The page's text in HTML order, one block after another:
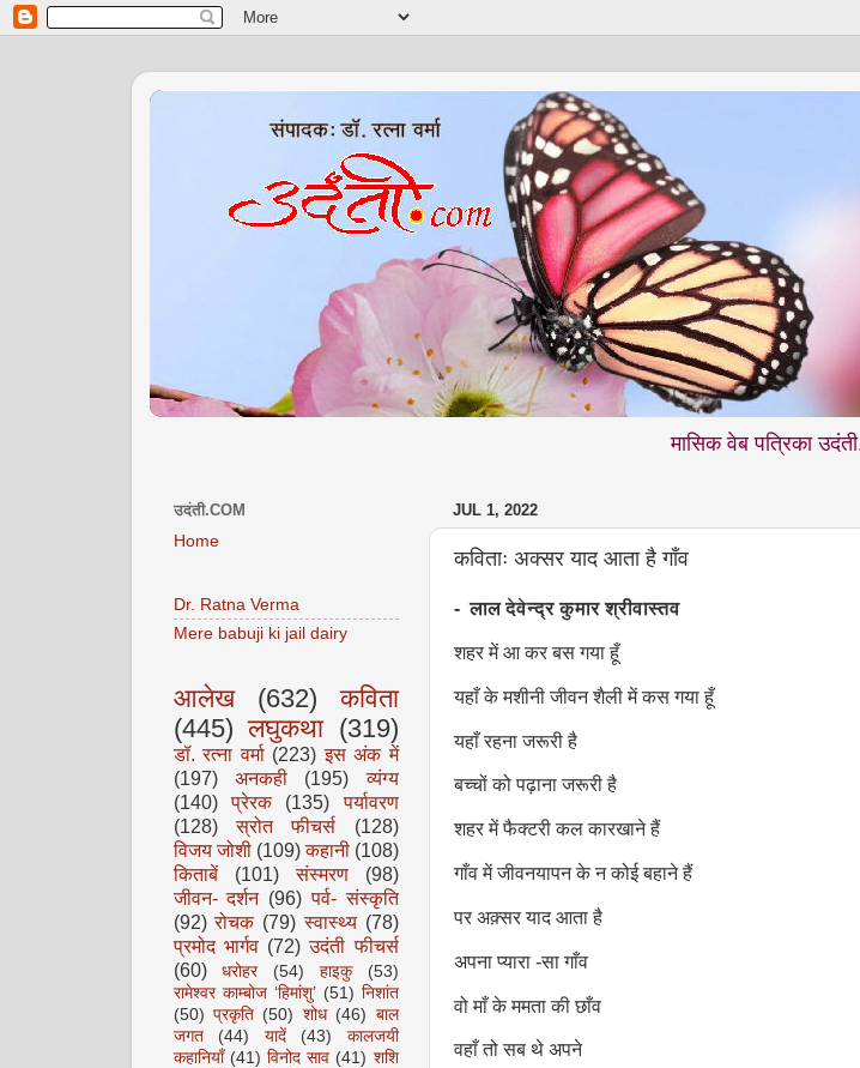
मासिक वेब पत्रिका उदंती.com में
JUL 1, 2022
कविताः अक्सर याद आता है गाँव
- लाल देवेन्द्र कुमार श्रीवास्तव
शहर में आ कर बस गया हूँ
यहाँ के मशीनी जीवन शैली में कस गया हूँ
यहाँ रहना जरूरी है
बच्चों को पढ़ाना जरूरी है
शहर में फैक्टरी कल कारखाने हैं
गाँव में जीवनयापन के न कोई बहाने हैं
पर अक़्सर याद आता है
अपना प्यारा -सा गाँव
वो माँ के ममता की छाँव
वहाँ तो सब थे अपने
उदंती.COM
Home
Dr. Ratna Verma
Mere babuji ki jail dairy
आलेख (632)
कविता
(445) लघुकथा (319)
डॉ. रत्ना वर्मा (223) इस अंक में
(197)
अनकही (195)
व्यंग्य
(140)
प्रेरक (135)
पर्यावरण
(128)
स्रोत फीचर्स
(128)
विजय जोशी (109) कहानी (108)
किताबें
(101) संस्मरण
(98)
जीवन- दर्शन (96) पर्व- संस्कृति
(92) रोचक (79) स्वास्थ्य (78)
प्रमोद भार्गव (72) उदंती फीचर्स
(60)
धरोहर (54) हाइकु
(53)
रामेश्वर काम्बोज ‘हिमांशु’ (51) निशांत
(50) प्रकृति (50) शोध (46) बाल
जगत
(44) यादें (43)
कालजयी
कहानियाँ (41) विनोद साव (41) शशि